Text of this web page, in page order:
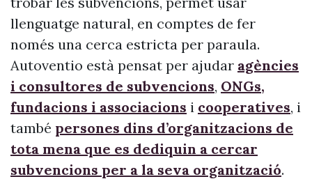
llenguatge natural, en comptes de fer
només una cerca estricta per paraula.
Autoventio està pensat per ajudar agències
i consultores de subvencions, ONGs,
fundacions i associacions i cooperatives, i
també persones dins d’organitzacions de
tota mena que es dediquin a cercar
subvencions per a la seva organització.